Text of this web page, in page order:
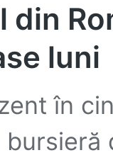
din
luni
în